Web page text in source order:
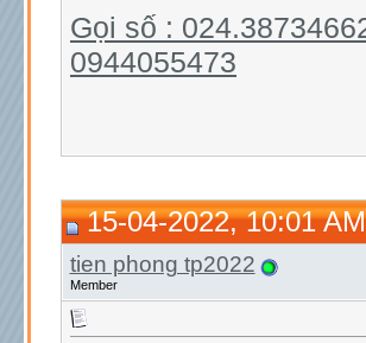
Gọi số :
0944055473
15-04-2022, 10:01 AM
tien phong tp2022
Member